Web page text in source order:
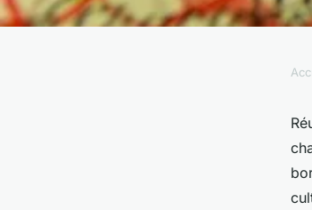
Comment
en toute